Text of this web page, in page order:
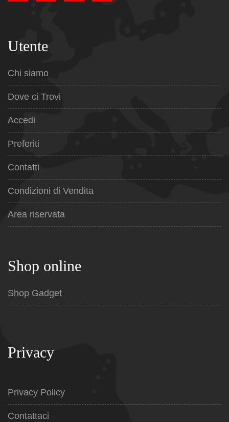
Utente
Chi siamo
Dove ci Trovi
Accedi
Preferiti
Contatti
Condizioni di Vendita
Area riservata
Shop online
Shop Gadget
Privacy
Privacy Policy
Contattaci